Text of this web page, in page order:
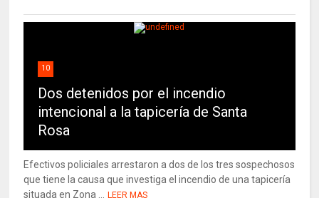
10
Dos detenidos por el incendio
intencional a la tapicería de Santa
Rosa
Efectivos policiales arrestaron a dos de los tres sospechosos
que tiene la causa que investiga el incendio de una tapicería
situada en Zona ... LEER MAS